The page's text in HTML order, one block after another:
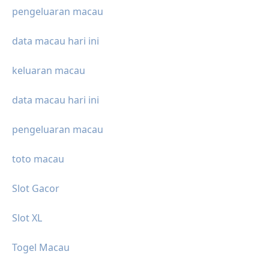
pengeluaran macau
data macau hari ini
keluaran macau
data macau hari ini
pengeluaran macau
toto macau
Slot Gacor
Slot XL
Togel Macau